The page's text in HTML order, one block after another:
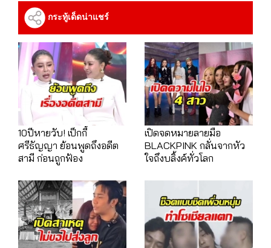
กระทู้เด็ดน่าแชร์
10ปีหายวับ! เป็กกี้
ศรีธัญญา ย้อนพูดถึงอดีต
สามี ก่อนถูกฟ้อง
เปิดจดหมายลายมือ
BLACKPINK กลั่นจากหัว
ใจถึงบลิ้งค์ทั่วโลก